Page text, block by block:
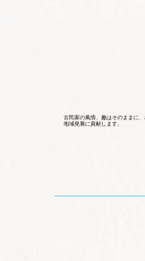
古民家の風情、趣はそのままに
地域発展に貢献します。